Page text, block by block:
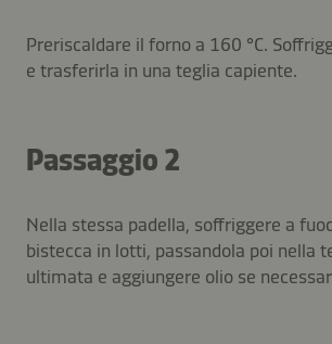
Preriscaldare il forno a 160 °C.
e trasferirla in una teglia capiente.
Passaggio 2
Nella stessa padella, soffriggere a
bistecca in lotti, passandola poi nella
ultimata e aggiungere olio se